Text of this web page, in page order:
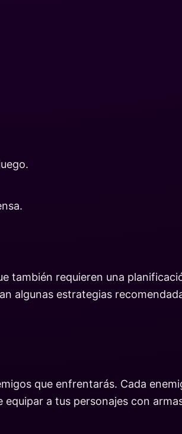
también requieren una
algunas estrategias
que enfrentarás. Cada
a tus personajes con